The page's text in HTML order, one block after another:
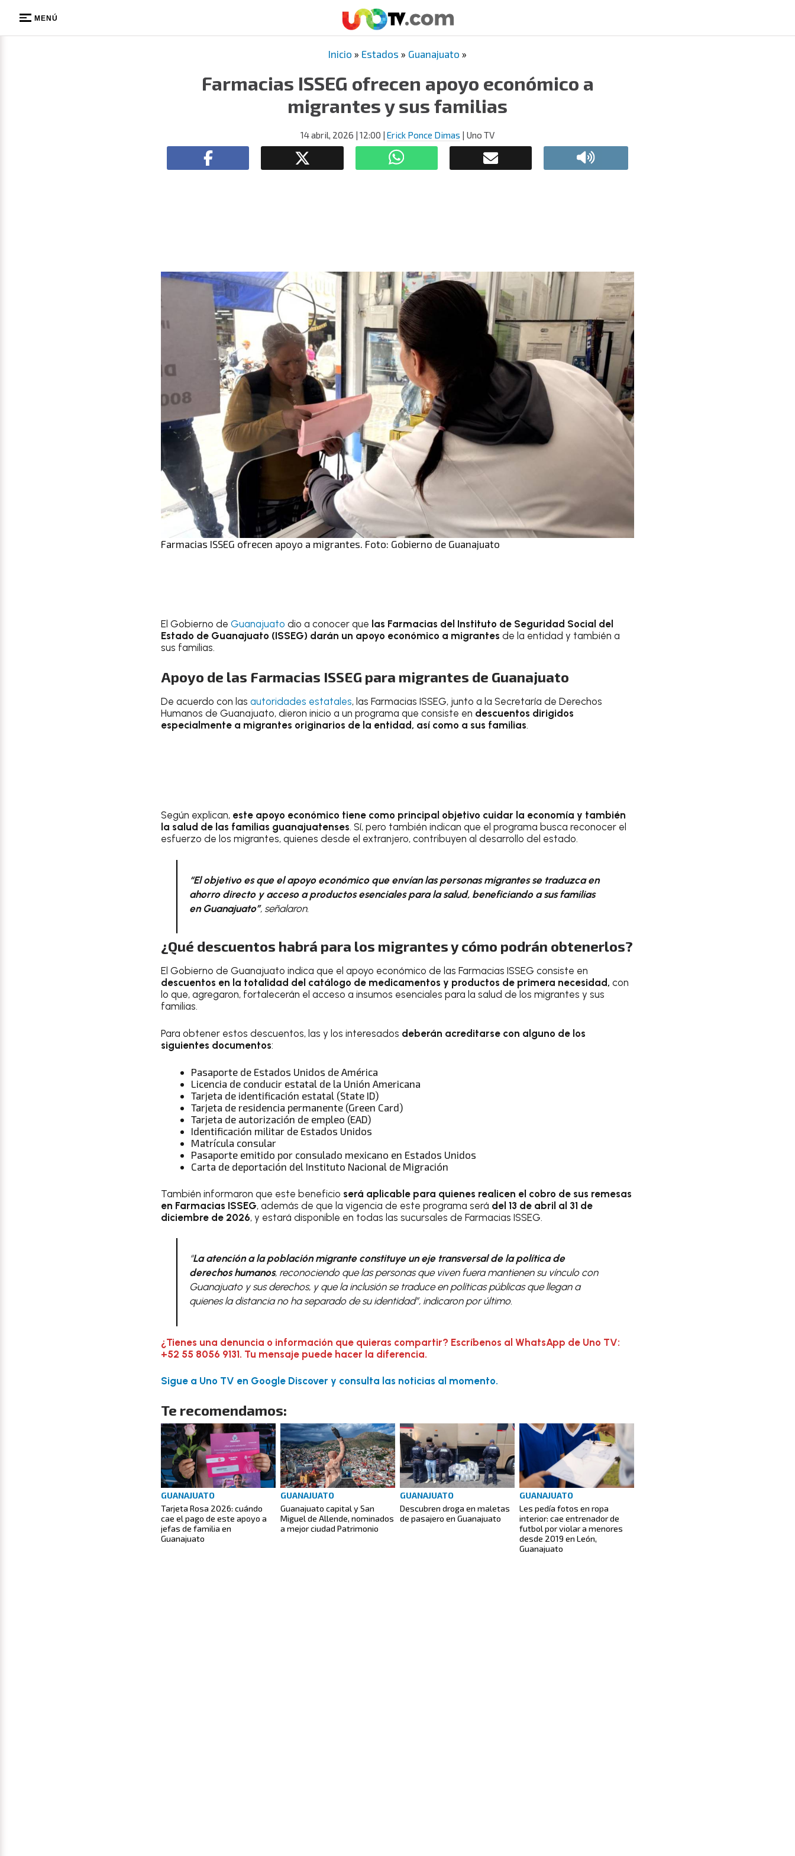
MENÚ
Inicio » Estados » Guanajuato »
Farmacias ISSEG ofrecen apoyo económico a
migrantes y sus familias
14 abril, 2026 | 12:00 | Erick Ponce Dimas | Uno TV
Farmacias ISSEG ofrecen apoyo a migrantes. Foto: Gobierno de Guanajuato
El Gobierno de Guanajuato dio a conocer que las Farmacias del Instituto de Seguridad Social del
Estado de Guanajuato (ISSEG) darán un apoyo económico a migrantes de la entidad y también a
sus familias.
Apoyo de las Farmacias ISSEG para migrantes de Guanajuato
De acuerdo con las autoridades estatales, las Farmacias ISSEG, junto a la Secretaría de Derechos
Humanos de Guanajuato, dieron inicio a un programa que consiste en descuentos dirigidos
especialmente a migrantes originarios de la entidad, así como a sus familias.
Según explican, este apoyo económico tiene como principal objetivo cuidar la economía y también
la salud de las familias guanajuatenses. Sí, pero también indican que el programa busca reconocer el
esfuerzo de los migrantes, quienes desde el extranjero, contribuyen al desarrollo del estado.
“El objetivo es que el apoyo económico que envían las personas migrantes se traduzca en
ahorro directo y acceso a productos esenciales para la salud, beneficiando a sus familias
en Guanajuato”, señalaron.
¿Qué descuentos habrá para los migrantes y cómo podrán obtenerlos?
El Gobierno de Guanajuato indica que el apoyo económico de las Farmacias ISSEG consiste en
descuentos en la totalidad del catálogo de medicamentos y productos de primera necesidad, con
lo que, agregaron, fortalecerán el acceso a insumos esenciales para la salud de los migrantes y sus
familias.
Para obtener estos descuentos, las y los interesados deberán acreditarse con alguno de los
siguientes documentos:
Pasaporte de Estados Unidos de América
Licencia de conducir estatal de la Unión Americana
Tarjeta de identificación estatal (State ID)
Tarjeta de residencia permanente (Green Card)
Tarjeta de autorización de empleo (EAD)
Identificación militar de Estados Unidos
Matrícula consular
Pasaporte emitido por consulado mexicano en Estados Unidos
Carta de deportación del Instituto Nacional de Migración
También informaron que este beneficio será aplicable para quienes realicen el cobro de sus remesas
en Farmacias ISSEG, además de que la vigencia de este programa será del 13 de abril al 31 de
diciembre de 2026, y estará disponible en todas las sucursales de Farmacias ISSEG.
“La atención a la población migrante constituye un eje transversal de la política de
derechos humanos, reconociendo que las personas que viven fuera mantienen su vínculo con
Guanajuato y sus derechos, y que la inclusión se traduce en políticas públicas que llegan a
quienes la distancia no ha separado de su identidad”, indicaron por último.
¿Tienes una denuncia o información que quieras compartir? Escríbenos al WhatsApp de Uno TV:
+52 55 8056 9131. Tu mensaje puede hacer la diferencia.
Sigue a Uno TV en Google Discover y consulta las noticias al momento.
Te recomendamos:
GUANAJUATO
Tarjeta Rosa 2026: cuándo
cae el pago de este apoyo a
jefas de familia en
Guanajuato
GUANAJUATO
Guanajuato capital y San
Miguel de Allende, nominados
a mejor ciudad Patrimonio
GUANAJUATO
Descubren droga en maletas
de pasajero en Guanajuato
GUANAJUATO
Les pedía fotos en ropa
interior: cae entrenador de
futbol por violar a menores
desde 2019 en León,
Guanajuato